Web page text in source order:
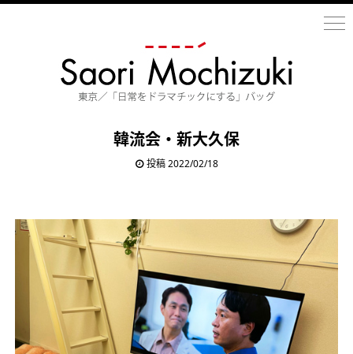
韓流会・新大久保
投稿 2022/02/18